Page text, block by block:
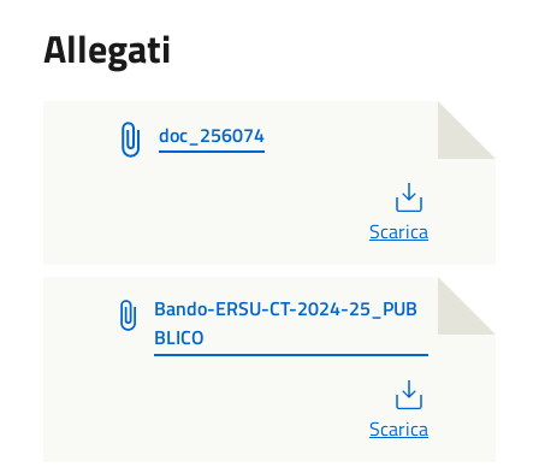
Allegati
doc_256074
Scarica
Bando-ERSU-CT-2024-25_PUB
BLICO
Scarica